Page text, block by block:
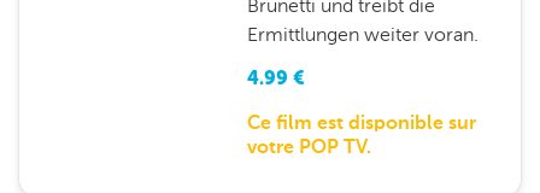
Brunetti und treibt die
Ermittlungen weiter voran.
4.99 €
Ce film est disponible sur
votre POP TV.